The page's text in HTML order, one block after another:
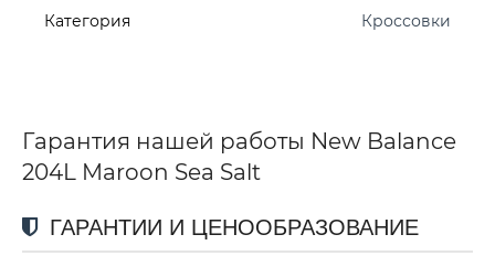
Категория Кроссовки
Гарантия нашей работы New Balance
204L Maroon Sea Salt
ГАРАНТИИ И ЦЕНООБРАЗОВАНИЕ